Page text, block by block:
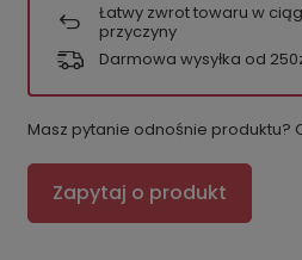
Łatwy zwrot towaru w
przyczyny
Darmowa wysyłka od
Masz pytanie odnośnie produktu?
Zapytaj o produkt